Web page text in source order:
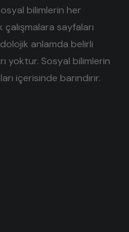
bilimlerin her
sayfaları
anlamda belirli
yoktur. Sosyal bilimlerin
içerisinde barındırır.